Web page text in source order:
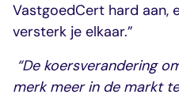
VastgoedCert hard aan,
versterk je elkaar.”
“De koersverandering
merk meer in de markt